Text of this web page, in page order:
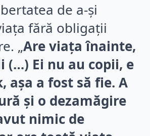
de a-și
fără obligații
„Are viața înainte,
(…) Ei nu au copii, e
așa a fost să fie. A
și o dezamăgire
nimic de